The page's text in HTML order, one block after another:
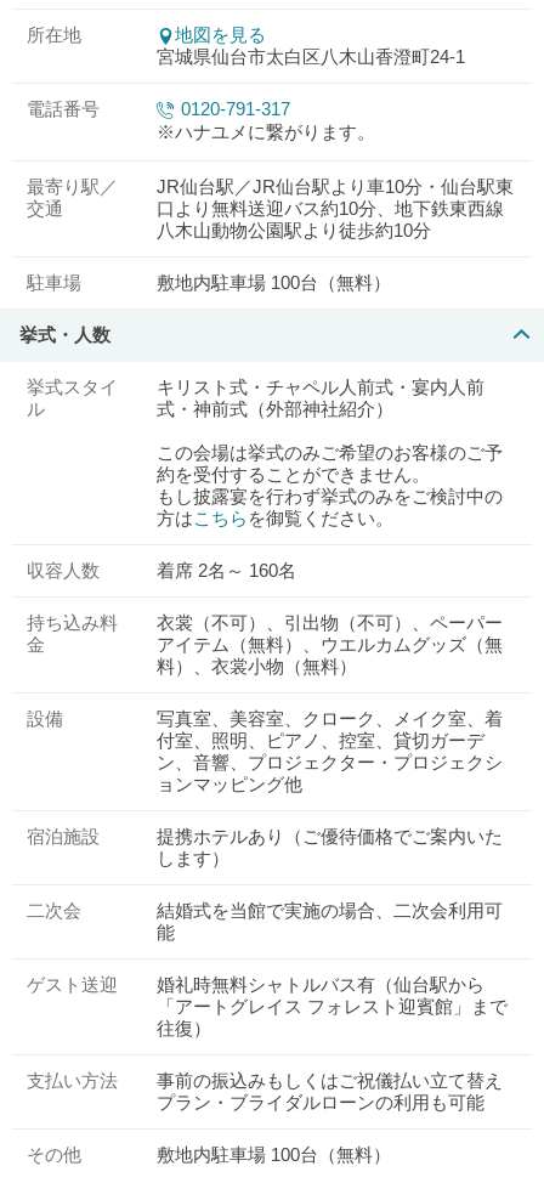
所在地
地図を見る
宮城県仙台市太白区八木山香澄町24-1
電話番号
0120-791-317
※ハナユメに繋がります。
最寄り駅／
交通
JR仙台駅／JR仙台駅より車10分・仙台駅東
口より無料送迎バス約10分、地下鉄東西線
八木山動物公園駅より徒歩約10分
駐車場 敷地内駐車場 100台（無料）
挙式・人数
挙式スタイ
ル
キリスト式・チャペル人前式・宴内人前
式・神前式（外部神社紹介）
この会場は挙式のみご希望のお客様のご予
約を受付することができません。
もし披露宴を行わず挙式のみをご検討中の
方はこちら を御覧ください。
収容人数 着席 2名～ 160名
持ち込み料
金
衣裳（不可）、引出物（不可）、ペーパー
アイテム（無料）、ウエルカムグッズ（無
料）、衣裳小物（無料）
設備
写真室、美容室、クローク、メイク室、着
付室、照明、ピアノ、控室、貸切ガーデ
ン、音響、プロジェクター・プロジェクシ
ョンマッピング他
宿泊施設
提携ホテルあり（ご優待価格でご案内いた
します）
二次会
結婚式を当館で実施の場合、二次会利用可
能
ゲスト送迎
婚礼時無料シャトルバス有（仙台駅から
「アートグレイス フォレスト迎賓館」まで
往復）
支払い方法
事前の振込みもしくはご祝儀払い立て替え
プラン・ブライダルローンの利用も可能
その他 敷地内駐車場 100台（無料）